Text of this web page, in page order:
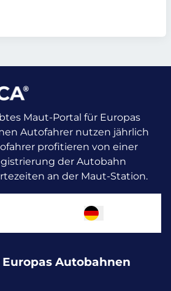
Maut-Portal für Europas
Autofahrer nutzen jährlich
profitieren von einer
der Autobahn
an der Maut-Station.
Autobahnen